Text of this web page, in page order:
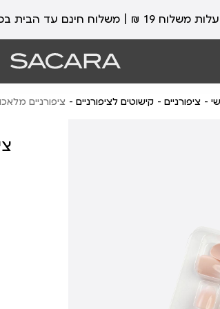
עלות משלוח 19 ₪ | משלוח חינם עד הבית בכל קנייה מעל 99 ₪
ציפורניים קישוטים לציפורניים ציפורניים